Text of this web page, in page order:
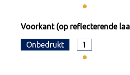
Voorkant (op reflecterende
Onbedrukt 1